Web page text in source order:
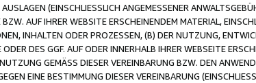
(EINSCHLIESSLICH ANGEMESSENER
AUF IHRER WEBSITE ERSCHEINENDEM MATERIAL,
INHALTEN ODER PROZESSEN, (B) DER NUTZUNG,
DES GGF. AUF ODER INNERHALB IHRER WEBSEITE
GEMÄSS DIESER VEREINBARUNG BZW. DEN
EINE BESTIMMUNG DIESER VEREINBARUNG